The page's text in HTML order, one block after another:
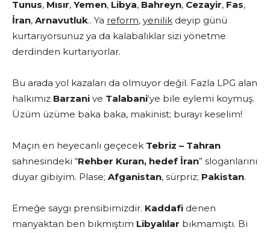
Tunus, Mısır, Yemen, Libya, Bahreyn, Cezayir, Fas,
İran, Arnavutluk.. Ya reform, yenilik deyip günü
kurtarıyorsunuz ya da kalabalıklar sizi yönetme
derdinden kurtarıyorlar.
Bu arada yol kazaları da olmuyor değil. Fazla LPG alan
halkımız Barzani ve Talabani‘ye bile eylemi koymuş.
Üzüm üzüme baka baka, makinist; burayı keselim!
Maçın en heyecanlı geçecek Tebriz – Tahran
sahnesindeki “Rehber Kuran, hedef İran” sloganlarını
duyar gibiyim. Plase; Afganistan, sürpriz; Pakistan.
Emeğe saygı prensibimizdir. Kaddafi denen
manyaktan ben bıkmıştım Libyalılar bıkmamıştı. Bi